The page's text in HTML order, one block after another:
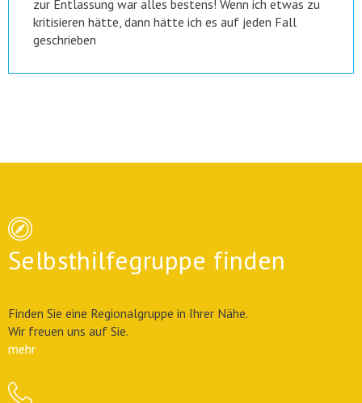
zur Entlassung war alles bestens! Wenn ich etwas zu
kritisieren hätte, dann hätte ich es auf jeden Fall
geschrieben
Selbsthilfegruppe finden
Finden Sie eine Regionalgruppe in Ihrer Nähe.
Wir freuen uns auf Sie.
mehr